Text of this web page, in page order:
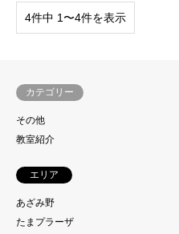
4件中 1〜4件を表示
カテゴリー
その他
教室紹介
エリア
あざみ野
たまプラーザ